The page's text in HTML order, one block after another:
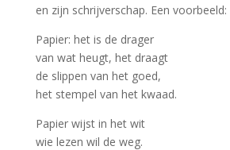
en zijn schrijverschap. Een voorbeeld:
Papier: het is de drager
van wat heugt, het draagt
de slippen van het goed,
het stempel van het kwaad.
Papier wijst in het wit
wie lezen wil de weg.